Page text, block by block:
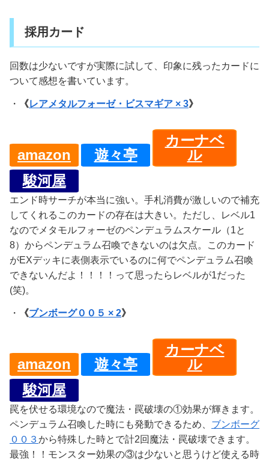
採用カード
回数は少ないですが実際に試して、印象に残ったカードに
ついて感想を書いています。
・ 《レアメタルフォーゼ・ビスマギア × 3》
amazon 遊々亭
カーナベ
ル
駿河屋
エンド時サーチが本当に強い。手札消費が激しいので補充
してくれるこのカードの存在は大きい。ただし、レベル1
なのでメタモルフォーゼのペンデュラムスケール（1と
8）からペンデュラム召喚できないのは欠点。このカード
がEXデッキに表側表示でいるのに何でペンデュラム召喚
できないんだよ！！！！って思ったらレベルが1だった
(笑)。
・ 《ブンボーグ００５ × 2》
amazon 遊々亭
カーナベ
ル
駿河屋
罠を伏せる環境なので魔法・罠破壊の①効果が輝きます。
ペンデュラム召喚した時にも発動できるため、 ブンボーグ
００３ から特殊した時とで計2回魔法・罠破壊できます。
最強！！モンスター効果の③は少ないと思うけど使える時